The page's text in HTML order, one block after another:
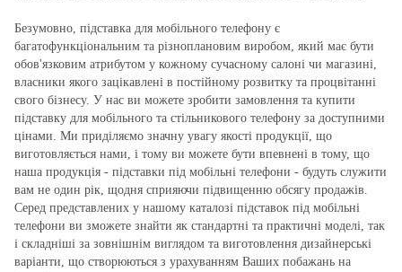
Безумовно, підставка для мобільного телефону є
багатофункціональним та різноплановим виробом, який має бути
обов'язковим атрибутом у кожному сучасному салоні чи магазині,
власники якого зацікавлені в постійному розвитку та процвітанні
свого бізнесу. У нас ви можете зробити замовлення та купити
підставку для мобільного та стільникового телефону за доступними
цінами. Ми приділяємо значну увагу якості продукції, що
виготовляється нами, і тому ви можете бути впевнені в тому, що
наша продукція - підставки під мобільні телефони - будуть служити
вам не один рік, щодня сприяючи підвищенню обсягу продажів.
Серед представлених у нашому каталозі підставок під мобільні
телефони ви зможете знайти як стандартні та практичні моделі, так
і складніші за зовнішнім виглядом та виготовлення дизайнерські
варіанти, що створюються з урахуванням Ваших побажань на